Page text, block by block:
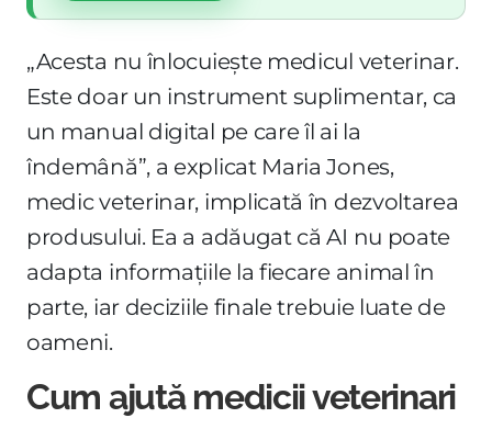
„Acesta nu înlocuiește medicul veterinar.
Este doar un instrument suplimentar, ca
un manual digital pe care îl ai la
îndemână”, a explicat Maria Jones,
medic veterinar, implicată în dezvoltarea
produsului. Ea a adăugat că AI nu poate
adapta informațiile la fiecare animal în
parte, iar deciziile finale trebuie luate de
oameni.
Cum ajută medicii veterinari